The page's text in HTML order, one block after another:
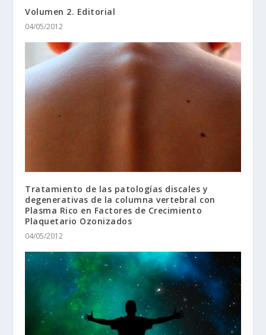
Volumen 2. Editorial
04/05/2012
Tratamiento de las patologías discales y
degenerativas de la columna vertebral con
Plasma Rico en Factores de Crecimiento
Plaquetario Ozonizados
04/05/2012